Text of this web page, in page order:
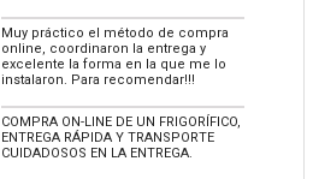
Muy práctico el método de compra
online, coordinaron la entrega y
excelente la forma en la que me lo
instalaron. Para recomendar!!!
COMPRA ON-LINE DE UN FRIGORÍFICO,
ENTREGA RÁPIDA Y TRANSPORTE
CUIDADOSOS EN LA ENTREGA.